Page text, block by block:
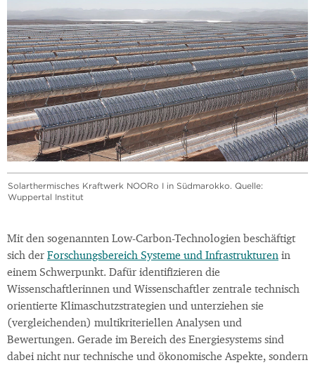
Solarthermisches Kraftwerk NOORo I in Südmarokko. Quelle:
Wuppertal Institut
Mit den sogenannten Low-Carbon-Technologien beschäftigt
sich der Forschungsbereich Systeme und Infrastrukturen in
einem Schwerpunkt. Dafür identifizieren die
Wissenschaftlerinnen und Wissenschaftler zentrale technisch
orientierte Klimaschutzstrategien und unterziehen sie
(vergleichenden) multikriteriellen Analysen und
Bewertungen. Gerade im Bereich des Energiesystems sind
dabei nicht nur technische und ökonomische Aspekte, sondern